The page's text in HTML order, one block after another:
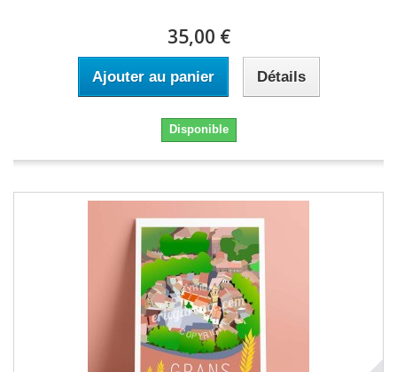
35,00 €
Ajouter au panier Détails
Disponible